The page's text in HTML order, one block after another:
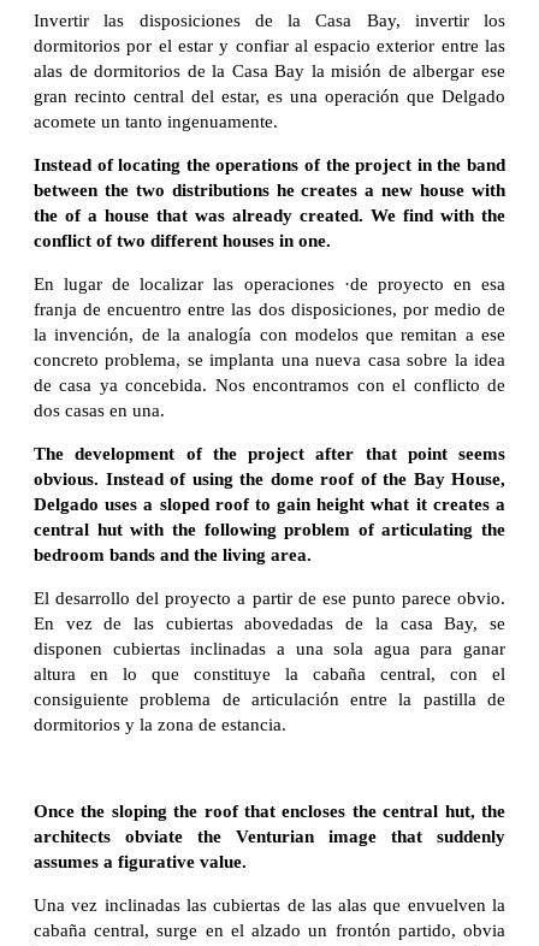
Invertir las disposiciones de la Casa Bay, invertir los
dormitorios por el estar y confiar al espacio exterior entre las
alas de dormitorios de la Casa Bay la misión de albergar ese
gran recinto central del estar, es una operación que Delgado
acomete un tanto ingenuamente.
Instead of locating the operations of the project in the band
between the two distributions he creates a new house with
the of a house that was already created. We find with the
conflict of two different houses in one.
En lugar de localizar las operaciones ·de proyecto en esa
franja de encuentro entre las dos disposiciones, por medio de
la invención, de la analogía con modelos que remitan a ese
concreto problema, se implanta una nueva casa sobre la idea
de casa ya concebida. Nos encontramos con el conflicto de
dos casas en una.
The development of the project after that point seems
obvious. Instead of using the dome roof of the Bay House,
Delgado uses a sloped roof to gain height what it creates a
central hut with the following problem of articulating the
bedroom bands and the living area.
El desarrollo del proyecto a partir de ese punto parece obvio.
En vez de las cubiertas abovedadas de la casa Bay, se
disponen cubiertas inclinadas a una sola agua para ganar
altura en lo que constituye la cabaña central, con el
consiguiente problema de articulación entre la pastilla de
dormitorios y la zona de estancia.
Once the sloping the roof that encloses the central hut, the
architects obviate the Venturian image that suddenly
assumes a figurative value.
Una vez inclinadas las cubiertas de las alas que envuelven la
cabaña central, surge en el alzado un frontón partido, obvia